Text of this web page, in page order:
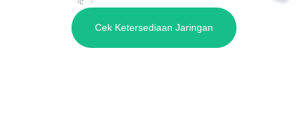
Cek Ketersediaan Jaringan